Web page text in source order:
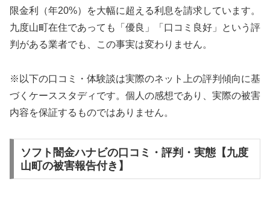
限金利（年20%）を大幅に超える利息を請求しています。
九度山町在住であっても「優良」「口コミ良好」という評
判がある業者でも、この事実は変わりません。
※以下の口コミ・体験談は実際のネット上の評判傾向に基
づくケーススタディです。個人の感想であり、実際の被害
内容を保証するものではありません。
ソフト闇金ハナビの口コミ・評判・実態【九度
山町の被害報告付き】